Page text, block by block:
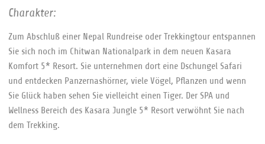
Charakter:
Zum Abschluß einer Nepal Rundreise oder Trekkingtour entspannen
Sie sich noch im Chitwan Nationalpark in dem neuen Kasara
Komfort 5* Resort. Sie unternehmen dort eine Dschungel Safari
und entdecken Panzernashörner, viele Vögel, Pflanzen und wenn
Sie Glück haben sehen Sie vielleicht einen Tiger. Der SPA und
Wellness Bereich des Kasara Jungle 5* Resort verwöhnt Sie nach
dem Trekking.